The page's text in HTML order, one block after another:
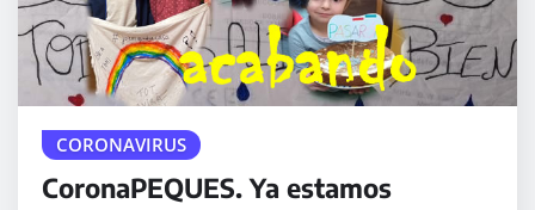
CORONAVIRUS
CoronaPEQUES. Ya estamos